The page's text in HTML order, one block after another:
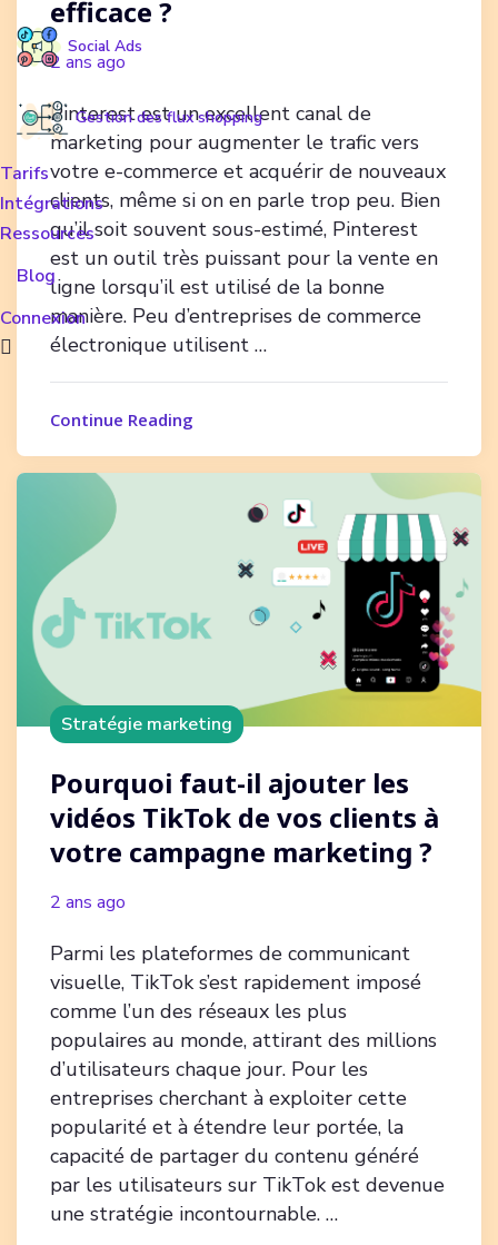
Social Ads
Gestion des flux shopping
Tarifs
Intégrations
Ressources
Blog
Connexion
efficace ?
2 ans ago
Pinterest est un excellent canal de
marketing pour augmenter le trafic vers
votre e-commerce et acquérir de nouveaux
clients, même si on en parle trop peu. Bien
qu’il soit souvent sous-estimé, Pinterest
est un outil très puissant pour la vente en
ligne lorsqu’il est utilisé de la bonne
manière. Peu d’entreprises de commerce
électronique utilisent …
Continue Reading
Stratégie marketing
Pourquoi faut-il ajouter les
vidéos TikTok de vos clients à
votre campagne marketing ?
2 ans ago
Parmi les plateformes de communicant
visuelle, TikTok s’est rapidement imposé
comme l’un des réseaux les plus
populaires au monde, attirant des millions
d’utilisateurs chaque jour. Pour les
entreprises cherchant à exploiter cette
popularité et à étendre leur portée, la
capacité de partager du contenu généré
par les utilisateurs sur TikTok est devenue
une stratégie incontournable. …